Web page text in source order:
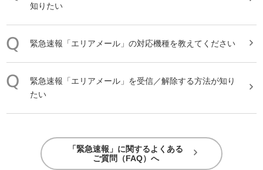
知りたい
緊急速報 「エリアメール 」の対応機種を教えてください
緊急速報 「エリアメール 」を受信／解除する方法が知り
たい
「緊急速報」に関するよくある
ご質問（FAQ）へ